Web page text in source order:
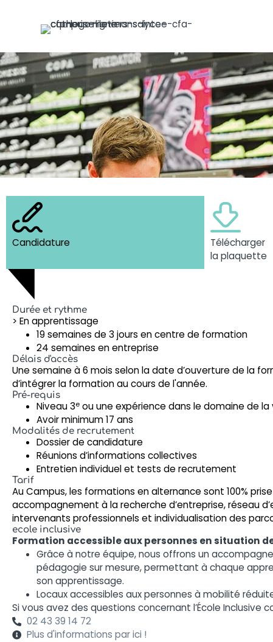
Candidature
Télécharger
la plaquette
Durée et rythme
> En apprentissage
19 semaines de 3 jours en centre de formation
24 semaines en entreprise
Délais d'accès
Une semaine à 6 mois selon la date d’ouverture de la
d’intégrer la formation au cours de l'année.
Pré-requis
Niveau 3e ou une expérience dans le domaine de
Avoir minimum 17 ans
Modalités de recrutement
Dossier de candidature
Réunions d’informations collectives
Entretien individuel et tests de recrutement
Tarif
Au Campus, les formations en alternance sont 100%
accompagnement à la recherche d’entreprise, réseau
intervenants professionnels et individualisation des
ecole inclusive
Formation accessible aux personnes en situation
Grâce à notre équipe, nous offrons un
pédagogie sur mesure, permettant à chaque
son apprentissage.
Locaux accessibles aux personnes à mobilité
Si vous avez des questions concernant l’École Inclusive
02 43 39 14 72
Plus d'informations par ici !